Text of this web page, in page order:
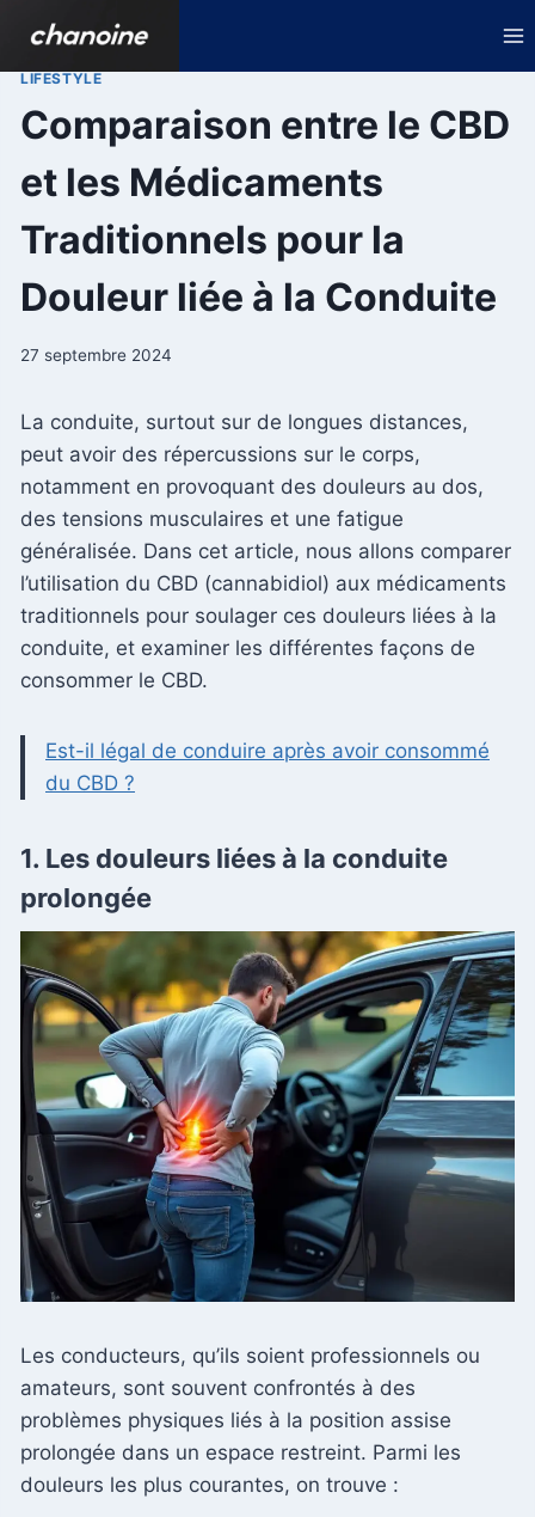
contenu
LIFESTYLE
Comparaison entre le CBD
et les Médicaments
Traditionnels pour la
Douleur liée à la Conduite
27 septembre 2024
La conduite, surtout sur de longues distances,
peut avoir des répercussions sur le corps,
notamment en provoquant des douleurs au dos,
des tensions musculaires et une fatigue
généralisée. Dans cet article, nous allons comparer
l’utilisation du CBD (cannabidiol) aux médicaments
traditionnels pour soulager ces douleurs liées à la
conduite, et examiner les différentes façons de
consommer le CBD.
Est-il légal de conduire après avoir consommé
du CBD ?
1. Les douleurs liées à la conduite
prolongée
Les conducteurs, qu’ils soient professionnels ou
amateurs, sont souvent confrontés à des
problèmes physiques liés à la position assise
prolongée dans un espace restreint. Parmi les
douleurs les plus courantes, on trouve :